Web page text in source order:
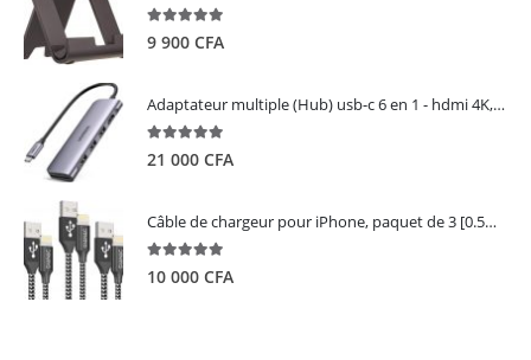
5.00out of 5
9 900 CFA
Adaptateur multiple (Hub) usb-c 6 en 1 - hdmi 4K, 3 ports USB 3.0 et lecteur de carte sd tf - UGREEN
5.00out of 5
21 000 CFA
Câble de chargeur pour iPhone, paquet de 3 [0.5M 1M 2M] - GIANAC
5.00out of 5
10 000 CFA